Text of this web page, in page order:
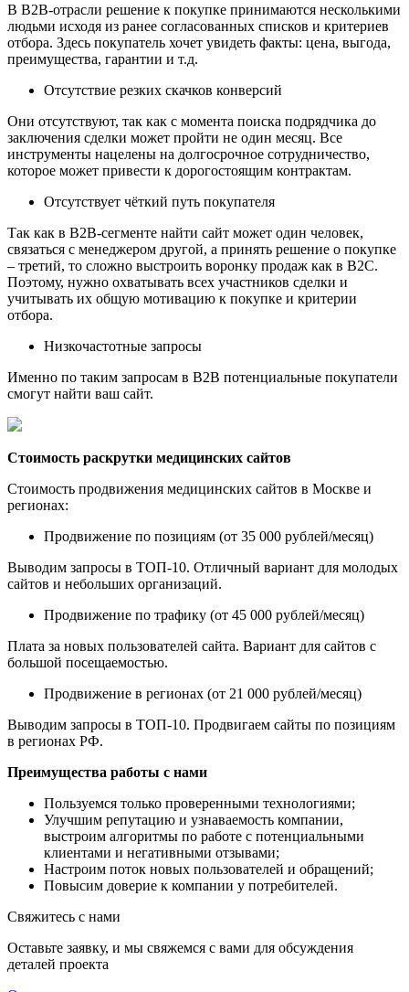
В В2В-отрасли решение к покупке принимаются несколькими
людьми исходя из ранее согласованных списков и критериев
отбора. Здесь покупатель хочет увидеть факты: цена, выгода,
преимущества, гарантии и т.д.
Отсутствие резких скачков конверсий
Они отсутствуют, так как с момента поиска подрядчика до
заключения сделки может пройти не один месяц. Все
инструменты нацелены на долгосрочное сотрудничество,
которое может привести к дорогостоящим контрактам.
Отсутствует чёткий путь покупателя
Так как в В2В-сегменте найти сайт может один человек,
связаться с менеджером другой, а принять решение о покупке
– третий, то сложно выстроить воронку продаж как в В2С.
Поэтому, нужно охватывать всех участников сделки и
учитывать их общую мотивацию к покупке и критерии
отбора.
Низкочастотные запросы
Именно по таким запросам в В2В потенциальные покупатели
смогут найти ваш сайт.
Стоимость раскрутки медицинских сайтов
Стоимость продвижения медицинских сайтов в Москве и
регионах:
Продвижение по позициям (от 35 000 рублей/месяц)
Выводим запросы в ТОП-10. Отличный вариант для молодых
сайтов и небольших организаций.
Продвижение по трафику (от 45 000 рублей/месяц)
Плата за новых пользователей сайта. Вариант для сайтов с
большой посещаемостью.
Продвижение в регионах (от 21 000 рублей/месяц)
Выводим запросы в ТОП-10. Продвигаем сайты по позициям
в регионах РФ.
Преимущества работы с нами
Пользуемся только проверенными технологиями;
Улучшим репутацию и узнаваемость компании,
выстроим алгоритмы по работе с потенциальными
клиентами и негативными отзывами;
Настроим поток новых пользователей и обращений;
Повысим доверие к компании у потребителей.
Свяжитесь с нами
Оставьте заявку, и мы свяжемся с вами для обсуждения
деталей проекта